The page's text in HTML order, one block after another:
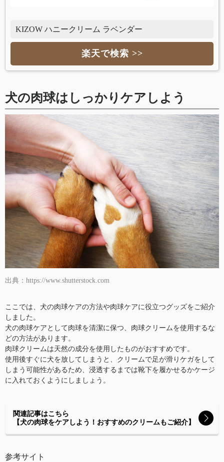
KIZOW ハニークリーム ラベンダー
楽天で検索 >>
犬の肉球はしっかりケアしよう
出典：https://www.shutterstock.com
ここでは、犬の肉球ケアの方法や肉球ケアに役立つグッズをご紹介
しました。
犬の肉球ケアとして肉球を清潔に保つ、肉球クリームを使用するな
どの方法があります。
肉球クリームは天然の成分を使用したものがおすすめです。
使用後すぐに犬を放してしまうと、クリームで足が滑りケガをして
しまう可能性があるため、浸透するまでは靴下を履かせるかケージ
に入れておくようにしましょう。
関連記事はこちら
【犬の肉球をケアしよう！おすすめのクリームもご紹介】
参考サイト